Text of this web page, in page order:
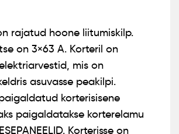
rajatud hoone liitumiskilp.
on 3×63 A. Korteril on
mis on
asuvasse peakilpi.
korterisisene
paigaldatakse korterelamu
Korterisse on